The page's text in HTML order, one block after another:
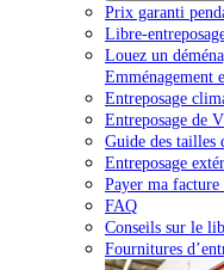
Prix garanti
Libre-
Louez un
Emménagement
Entreposage
Entreposage de
Guide des tailles
Entreposage
Payer ma facture
FAQ
Conseils sur le
Fournitures